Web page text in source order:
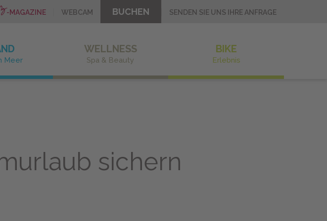
-MAGAZINE WEBCAM BUCHEN SENDEN SIE UNS IHRE ANFRAGE
Meer
WELLNESS
Spa & Beauty
BIKE
Erlebnis
sichern